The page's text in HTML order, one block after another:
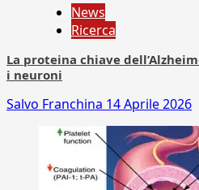
News
Ricerca
La proteina chiave
i neuroni
Salvo Franchina 14 Aprile 2026